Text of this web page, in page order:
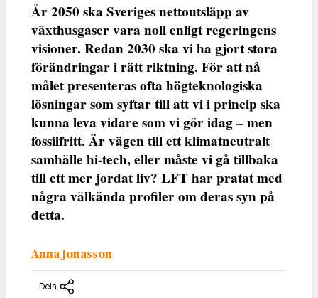
År 2050 ska Sveriges nettoutsläpp av
växthusgaser vara noll enligt regeringens
visioner. Redan 2030 ska vi ha gjort stora
förändringar i rätt riktning. För att nå
målet presenteras ofta högteknologiska
lösningar som syftar till att vi i princip ska
kunna leva vidare som vi gör idag – men
fossilfritt. Är vägen till ett klimatneutralt
samhälle hi-tech, eller måste vi gå tillbaka
till ett mer jordat liv? LFT har pratat med
några välkända profiler om deras syn på
detta.
Anna Jonasson
Dela